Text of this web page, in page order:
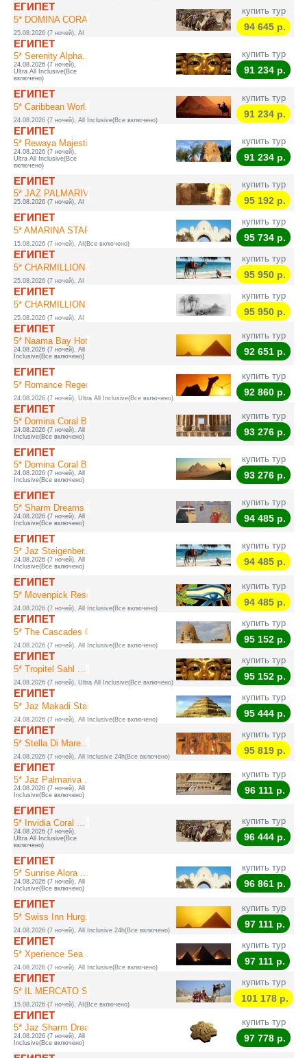
ЕГИПЕТ
5* DOMINA CORAL B...
25.08.2026 (7 ночей), AI
купить тур
94 645 р.
ЕГИПЕТ
5* Serenity Alpha...
24.08.2026 (7 ночей),
Ultra All Inclusive(Все
включено)
купить тур
91 234 р.
ЕГИПЕТ
5* Caribbean Worl...
24.08.2026 (7 ночей), All Inclusive(Все включено)
купить тур
91 234 р.
ЕГИПЕТ
5* Rewaya Majesti...
24.08.2026 (7 ночей),
Ultra All Inclusive(Все
включено)
купить тур
91 234 р.
ЕГИПЕТ
5* JAZ PALMARIVA ...
25.08.2026 (7 ночей), AI
купить тур
95 192 р.
ЕГИПЕТ
5* AMARINA STAR R...
15.08.2026 (7 ночей), AI(Все включено)
купить тур
95 734 р.
ЕГИПЕТ
5* CHARMILLION GA...
25.08.2026 (7 ночей), AI
купить тур
95 950 р.
ЕГИПЕТ
5* CHARMILLION CL...
25.08.2026 (7 ночей), AI
купить тур
95 950 р.
ЕГИПЕТ
5* Naama Bay Hotel
24.08.2026 (7 ночей), All
Inclusive(Все включено)
купить тур
92 651 р.
ЕГИПЕТ
5* Romance Regenc...
24.08.2026 (7 ночей), Ultra All Inclusive(Все включено)
купить тур
92 860 р.
ЕГИПЕТ
5* Domina Coral B...
24.08.2026 (7 ночей), All
Inclusive(Все включено)
купить тур
93 276 р.
ЕГИПЕТ
5* Domina Coral B...
24.08.2026 (7 ночей), All
Inclusive(Все включено)
купить тур
93 276 р.
ЕГИПЕТ
5* Sharm Dreams V...
24.08.2026 (7 ночей), All
Inclusive(Все включено)
купить тур
94 485 р.
ЕГИПЕТ
5* Jaz Steigenber...
24.08.2026 (7 ночей), All
Inclusive(Все включено)
купить тур
94 485 р.
ЕГИПЕТ
5* Movenpick Reso...
24.08.2026 (7 ночей), All Inclusive(Все включено)
купить тур
94 485 р.
ЕГИПЕТ
5* The Cascades G...
24.08.2026 (7 ночей), All Inclusive(Все включено)
купить тур
95 152 р.
ЕГИПЕТ
5* Tropitel Sahl ...
24.08.2026 (7 ночей), Ultra All Inclusive(Все включено)
купить тур
95 152 р.
ЕГИПЕТ
5* Jaz Makadi Star
24.08.2026 (7 ночей), All Inclusive(Все включено)
купить тур
95 444 р.
ЕГИПЕТ
5* Stella Di Mare...
24.08.2026 (7 ночей), All Inclusive 24h(Все включено)
купить тур
95 819 р.
ЕГИПЕТ
5* Jaz Palmariva ...
24.08.2026 (7 ночей), All
Inclusive(Все включено)
купить тур
96 111 р.
ЕГИПЕТ
5* Invidia Coral ...
24.08.2026 (7 ночей),
Ultra All Inclusive(Все
включено)
купить тур
96 444 р.
ЕГИПЕТ
5* Sunrise Alora ...
24.08.2026 (7 ночей), All
Inclusive(Все включено)
купить тур
96 861 р.
ЕГИПЕТ
5* Swiss Inn Hurg...
24.08.2026 (7 ночей), All Inclusive 24h(Все включено)
купить тур
97 111 р.
ЕГИПЕТ
5* Xperience Sea ...
24.08.2026 (7 ночей), All Inclusive(Все включено)
купить тур
97 111 р.
ЕГИПЕТ
5* IL MERCATO SPL...
15.08.2026 (7 ночей), AI(Все включено)
купить тур
101 178 р.
ЕГИПЕТ
5* Jaz Sharm Drea...
24.08.2026 (7 ночей), All
Inclusive(Все включено)
купить тур
97 778 р.